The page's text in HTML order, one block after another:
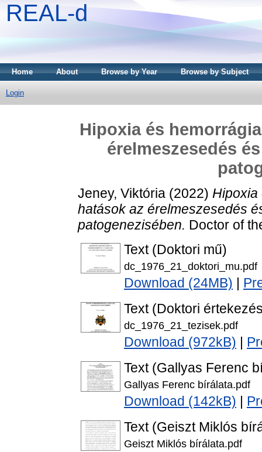
REAL-d
Home About Browse by Year Browse by Subject
Login
Hipoxia és
érelmeszesedés
Jeney, Viktória (2022) Hipoxia
hatások az érelmeszesedés
patogenezisében. Doctor of
Text (Doktori mű)
dc_1976_21_doktori_mu.pdf
Download (24MB)
Text (Doktori
dc_1976_21_tezisek.pdf
Download (972kB)
Text (Gallyas Ferenc
Gallyas Ferenc bírálata.pdf
Download (142kB)
Text (Geiszt Miklós
Geiszt Miklós bírálata.pdf